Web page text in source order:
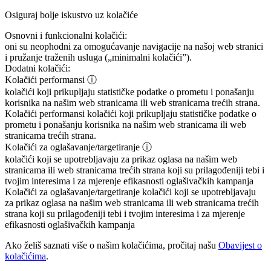
Osiguraj bolje iskustvo uz kolačiće
Osnovni i funkcionalni kolačići:
oni su neophodni za omogućavanje navigacije na našoj web stranici
i pružanje traženih usluga („minimalni kolačići”).
Dodatni kolačići:
Kolačići performansi ⓘ
kolačići koji prikupljaju statističke podatke o prometu i ponašanju
korisnika na našim web stranicama ili web stranicama trećih strana.
Kolačići performansi kolačići koji prikupljaju statističke podatke o
prometu i ponašanju korisnika na našim web stranicama ili web
stranicama trećih strana.
Kolačići za oglašavanje/targetiranje ⓘ
kolačići koji se upotrebljavaju za prikaz oglasa na našim web
stranicama ili web stranicama trećih strana koji su prilagođeniji tebi i
tvojim interesima i za mjerenje efikasnosti oglašivačkih kampanja
Kolačići za oglašavanje/targetiranje kolačići koji se upotrebljavaju
za prikaz oglasa na našim web stranicama ili web stranicama trećih
strana koji su prilagođeniji tebi i tvojim interesima i za mjerenje
efikasnosti oglašivačkih kampanja
Ako želiš saznati više o našim kolačićima, pročitaj našu Obavijest o
kolačićima.